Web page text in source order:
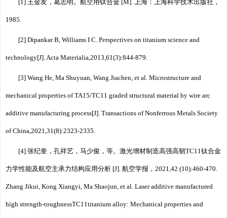
[1] 王金友，葛志明。航空用钛合金 [M]. 上海：上海科学技术出版社，
1985.
[2] Dipankar B, Williams I C. Perspectives on titanium science and
technology[J]. Acta Materialia,2013,61(3):844⁃879.
[3] Wang He, Ma Shuyuan, Wang Jiachen, et al. Microstructure and
mechanical properties of TA15/TC11 graded structural material by wire arc
additive manufacturing process[J]. Transactions of Nonferrous Metals Society
of China,2021,31(8):2323⁃2335.
[4] 张纪奎，孔祥艺，马少俊，等。激光增材制造高强高韧TC11钛合金
力学性能及航空主承力结构应用分析 [J]. 航空学报，2021,42 (10):460⁃470.
Zhang Jikui, Kong Xiangyi, Ma Shaojun, et al. Laser additive manufactured
high strength⁃toughnessTC11titanium alloy: Mechanical properties and